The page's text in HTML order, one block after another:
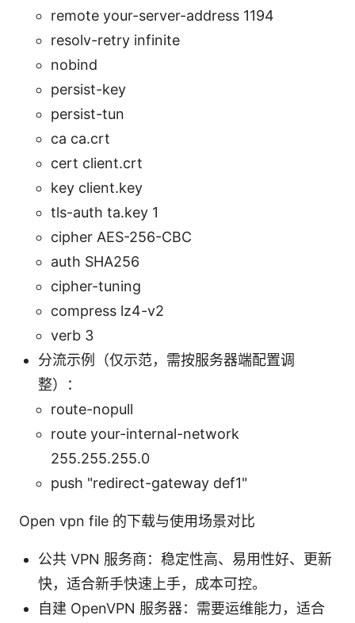
remote your-server-address 1194
resolv-retry infinite
nobind
persist-key
persist-tun
ca ca.crt
cert client.crt
key client.key
tls-auth ta.key 1
cipher AES-256-CBC
auth SHA256
cipher-tuning
compress lz4-v2
verb 3
分流示例（仅示范，需按服务器端配置调
整）：
route-nopull
route your-internal-network
255.255.255.0
push "redirect-gateway def1"
Open vpn file 的下载与使用场景对比
公共 VPN 服务商：稳定性高、易用性好、更新
快，适合新手快速上手，成本可控。
自建 OpenVPN 服务器：需要运维能力，适合